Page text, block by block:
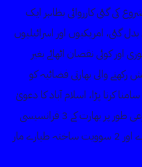
کی گئی کارروائی بظاہر ایک
گئی، امریکیوں اور اسرائیلیوں
اور کوئی نقصان اٹھائے بغیر
والی بھارتی فضائیہ کو
کرنا پڑا، اسلام آباد کا دعویٰ
ہے کہ اس نے مجموعی طور پر بھارت کے 3 فرانسیسی
ساختہ رافیل طیارے اور 2 سوویت ساختہ طیارے مار